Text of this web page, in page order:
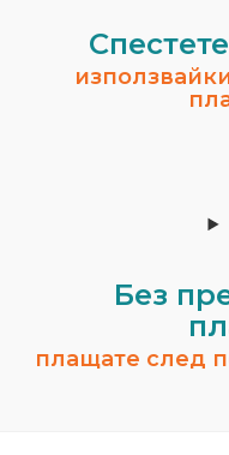
Без
плащате след